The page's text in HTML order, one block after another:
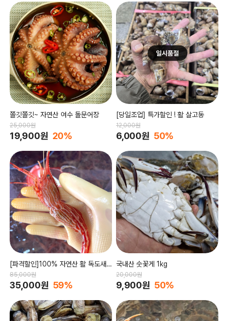
쫄깃쫄깃~ 자연산 여수 돌문어장
25,000원
19,900원 20%
[당일조업] 특가할인 ! 활 살고동
12,000원
6,000원 50%
[파격할인]100% 자연산 활 독도새
우
85,000원
35,000원 59%
국내산 숫꽃게 1kg
20,000원
9,900원 50%